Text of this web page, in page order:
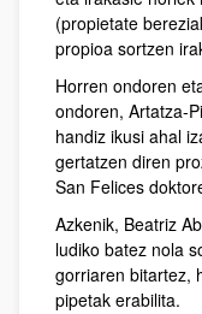
(propietate
propioa sortzen
Horren ondoren
ondoren, Artatza-
handiz ikusi ahal
gertatzen diren
San Felices
Azkenik, Beatriz
ludiko batez nola
gorriaren bitartez,
pipetak erabilita.